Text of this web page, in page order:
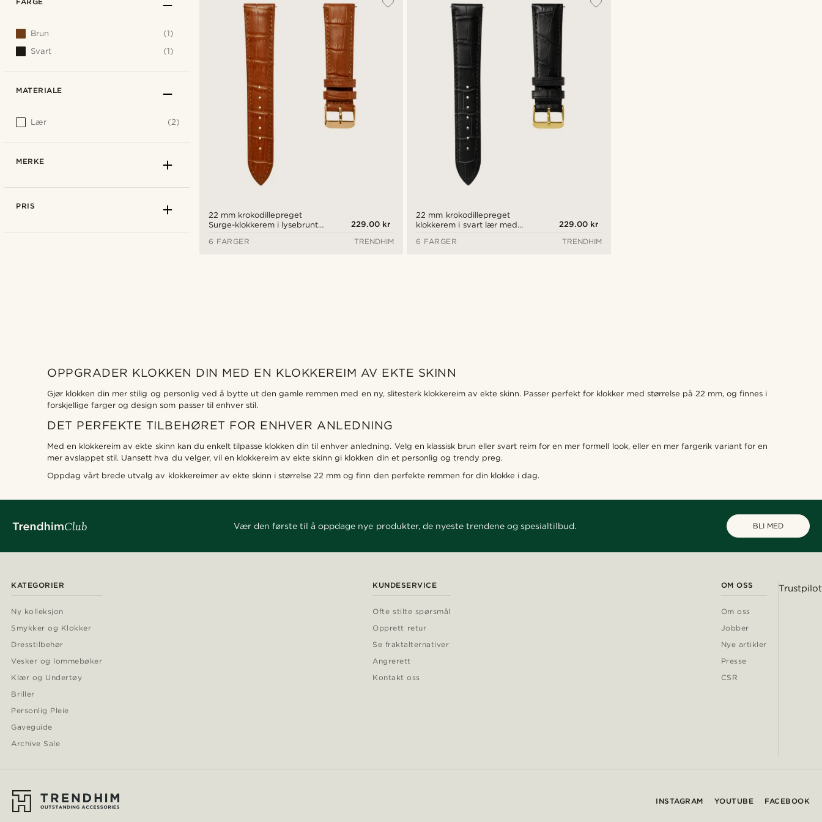
22 mm krokodillepreget
Surge-klokkerem i lysebrunt
– hurtigutløsning
229.00 kr
6 FARGER
TRENDHIM
22 mm krokodillepreget
klokkerem i svart lær med
hurtigutløsning
229.00 kr
6 FARGER
TRENDHIM
Brun
(1)
Svart
(1)
MATERIALE
Lær (2)
MERKE
PRIS
kr kr
OPPGRADER KLOKKEN DIN MED EN KLOKKEREIM AV EKTE SKINN
Gjør klokken din mer stilig og personlig ved å bytte ut den gamle remmen med en ny, slitesterk klokkereim av ekte skinn. Passer perfekt for klokker med størrelse på 22 mm, og finnes i
forskjellige farger og design som passer til enhver stil.
DET PERFEKTE TILBEHØRET FOR ENHVER ANLEDNING
Med en klokkereim av ekte skinn kan du enkelt tilpasse klokken din til enhver anledning. Velg en klassisk brun eller svart reim for en mer formell look, eller en mer fargerik variant for en
mer avslappet stil. Uansett hva du velger, vil en klokkereim av ekte skinn gi klokken din et personlig og trendy preg.
Oppdag vårt brede utvalg av klokkereimer av ekte skinn i størrelse 22 mm og finn den perfekte remmen for din klokke i dag.
Vær den første til å oppdage nye produkter, de nyeste trendene og spesialtilbud. BLI MED
KATEGORIER
Ny kolleksjon
Smykker og Klokker
Dresstilbehør
Vesker og lommebøker
Klær og Undertøy
Briller
Personlig Pleie
Gaveguide
Archive Sale
KUNDESERVICE
Ofte stilte spørsmål
Opprett retur
Se fraktalternativer
Angrerett
Kontakt oss
OM OSS
Om oss
Jobber
Nye artikler
Presse
CSR
Trustpilot
INSTAGRAM YOUTUBE FACEBOOK